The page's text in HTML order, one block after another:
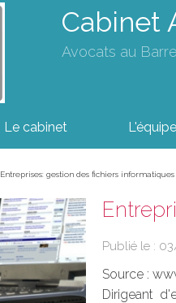
Cabinet
Avocats au
Le cabinet L'équipe
Entreprises: gestion des fichiers informatiques
Publié le :
Source :
Dirigeant